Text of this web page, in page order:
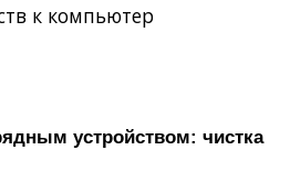
к компьютер
устройством: чистка